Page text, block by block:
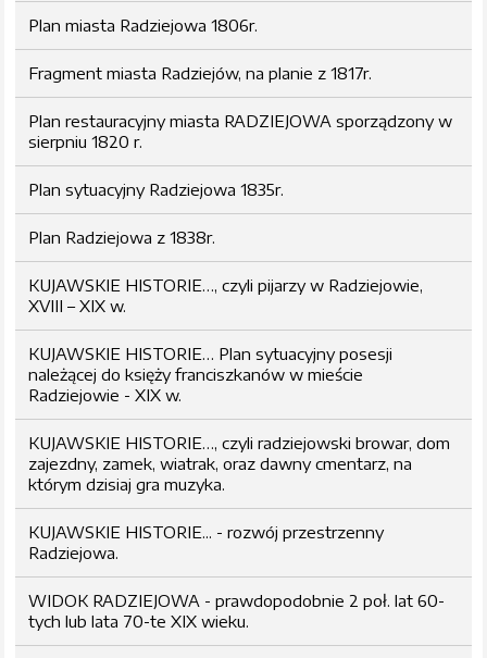
Plan miasta Radziejowa 1806r.
Fragment miasta Radziejów, na planie z 1817r.
Plan restauracyjny miasta RADZIEJOWA sporządzony w
sierpniu 1820 r.
Plan sytuacyjny Radziejowa 1835r.
Plan Radziejowa z 1838r.
KUJAWSKIE HISTORIE…, czyli pijarzy w Radziejowie,
XVIII – XIX w.
KUJAWSKIE HISTORIE… Plan sytuacyjny posesji
należącej do księży franciszkanów w mieście
Radziejowie - XIX w.
KUJAWSKIE HISTORIE…, czyli radziejowski browar, dom
zajezdny, zamek, wiatrak, oraz dawny cmentarz, na
którym dzisiaj gra muzyka.
KUJAWSKIE HISTORIE... - rozwój przestrzenny
Radziejowa.
WIDOK RADZIEJOWA - prawdopodobnie 2 poł. lat 60-
tych lub lata 70-te XIX wieku.